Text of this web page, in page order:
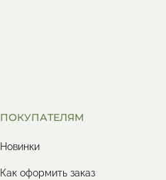
ПОКУПАТЕЛЯМ
Новинки
Как оформить заказ